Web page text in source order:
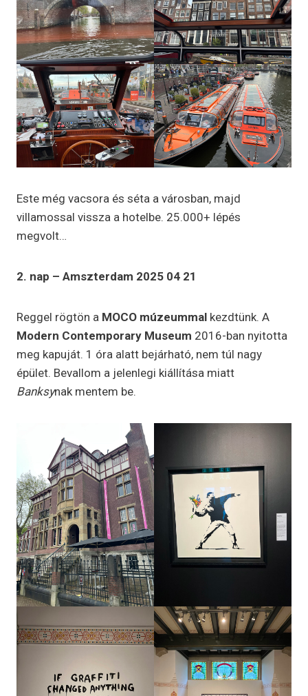
Este még vacsora és séta a városban, majd
villamossal vissza a hotelbe. 25.000+ lépés
megvolt…
2. nap – Amszterdam 2025 04 21
Reggel rögtön a MOCO múzeummal kezdtünk. A
Modern Contemporary Museum 2016-ban nyitotta
meg kapuját. 1 óra alatt bejárható, nem túl nagy
épület. Bevallom a jelenlegi kiállítása miatt
Banksynak mentem be.